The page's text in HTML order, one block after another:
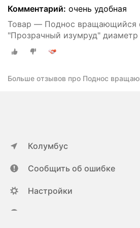
Комментарий: очень удобная
Товар — Поднос вращающийся
"Прозрачный изумруд"
Больше отзывов про Поднос
Колумбус
Сообщить об ошибке
Настройки